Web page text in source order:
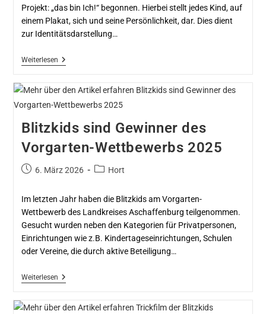
Projekt: „das bin Ich!“ begonnen. Hierbei stellt jedes Kind, auf
einem Plakat, sich und seine Persönlichkeit, dar. Dies dient
zur Identitätsdarstellung…
Weiterlesen
Blitzkids sind Gewinner des
Vorgarten-Wettbewerbs 2025
6. März 2026 Hort
Im letzten Jahr haben die Blitzkids am Vorgarten-
Wettbewerb des Landkreises Aschaffenburg teilgenommen.
Gesucht wurden neben den Kategorien für Privatpersonen,
Einrichtungen wie z.B. Kindertageseinrichtungen, Schulen
oder Vereine, die durch aktive Beteiligung…
Weiterlesen